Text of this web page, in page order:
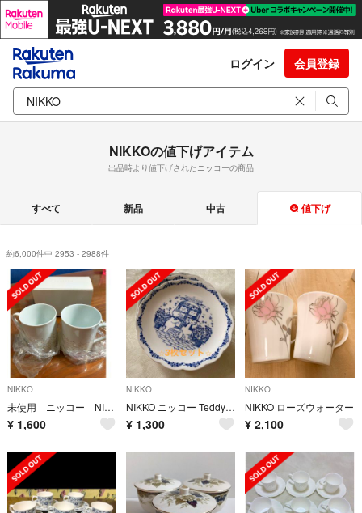
ログイン 会員登録
NIKKOの値下げアイテム
出品時より値下げされたニッコーの商品
すべて 新品 中古 値下げ
約6,000件中 2953 - 2988件
NIKKO
未使用 ニッコー NIKKO マグカップ 2個セット
¥ 1,600
NIKKO
NIKKO ニッコー Teddy's ケーキ皿 3枚セット
¥ 1,300
NIKKO
NIKKO ローズウォーター
¥ 2,100